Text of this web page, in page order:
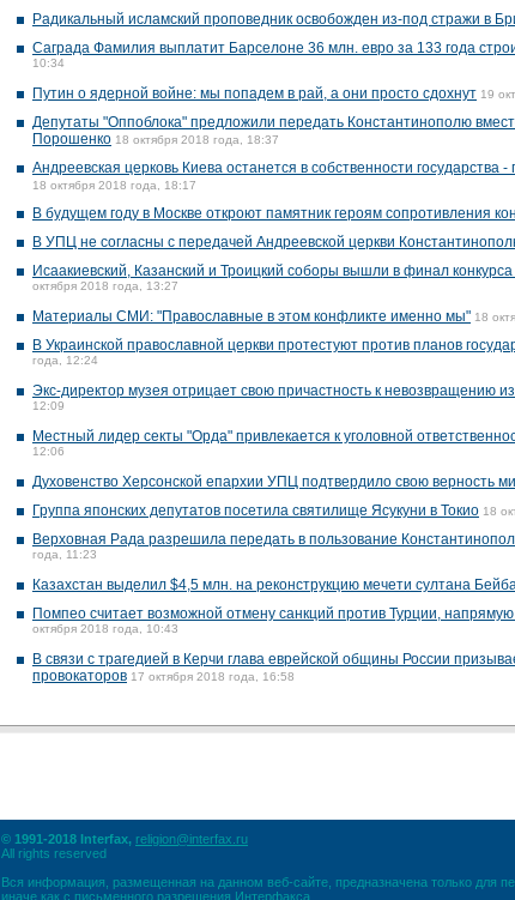
Радикальный исламский проповедник освобожден из-под стражи в
Саграда Фамилия выплатит Барселоне 36 млн. евро за 133 года
10:34
Путин о ядерной войне: мы попадем в рай, а они просто сдохнут 19
Депутаты "Оппоблока" предложили передать Константинополю
Порошенко 18 октября 2018 года, 18:37
Андреевская церковь Киева останется в собственности
18 октября 2018 года, 18:17
В будущем году в Москве откроют памятник героям сопротивления
В УПЦ не согласны с передачей Андреевской церкви
Исаакиевский, Казанский и Троицкий соборы вышли в финал
октября 2018 года, 13:27
Материалы СМИ: "Православные в этом конфликте именно мы" 18
В Украинской православной церкви протестуют против планов
года, 12:24
Экс-директор музея отрицает свою причастность к невозвращению
12:09
Местный лидер секты "Орда" привлекается к уголовной
12:06
Духовенство Херсонской епархии УПЦ подтвердило свою верность
Группа японских депутатов посетила святилище Ясукуни в Токио 18
Верховная Рада разрешила передать в пользование
года, 11:23
Казахстан выделил $4,5 млн. на реконструкцию мечети султана
Помпео считает возможной отмену санкций против Турции,
октября 2018 года, 10:43
В связи с трагедией в Керчи глава еврейской общины России
провокаторов 17 октября 2018 года, 16:58
© 1991-2018 Interfax, religion@interfax.ru
All rights reserved
Вся информация, размещенная на данном веб-сайте, предназначена только для
иначе как с письменного разрешения Интерфакса.